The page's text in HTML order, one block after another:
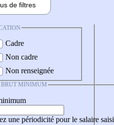
de filtres
Cadre
Non cadre
Non renseignée
BRUT MINIMUM
une périodicité pour le salaire saisi